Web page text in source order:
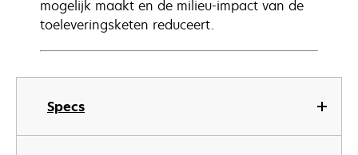
Specs
mogelijk maakt en de milieu-impact van de
toeleveringsketen reduceert.